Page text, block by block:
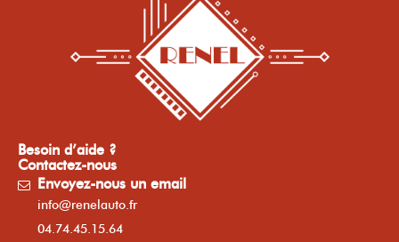
Besoin d’aide ?
Contactez-nous
Envoyez-nous un email
info@renelauto.fr
04.74.45.15.64